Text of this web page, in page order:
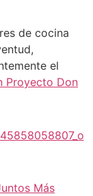
de cocina
el
Proyecto Don
Más